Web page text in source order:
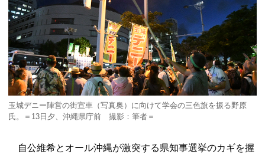
玉城デニー陣営の街宣車（写真奥）に向けて学会の三色旗を振る野原
氏。＝13日夕、沖縄県庁前 撮影：筆者＝
自公維希とオール沖縄が激突する県知事選挙のカギを握